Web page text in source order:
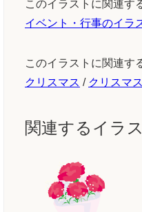
このイラストに関連す
イベント・行事のイラ
このイラストに関連す
クリスマス / クリスマ
関連するイラ